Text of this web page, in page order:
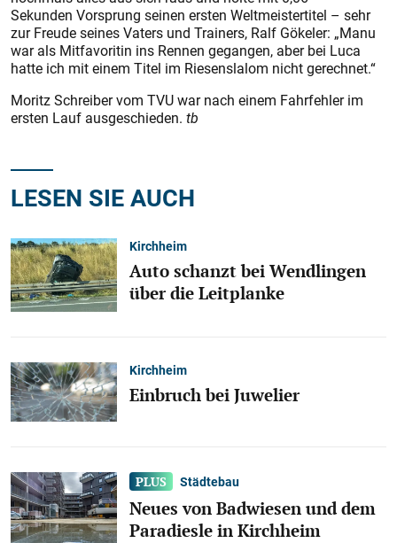
Sekunden Vorsprung seinen ersten Weltmeistertitel – sehr
zur Freude seines Vaters und Trainers, Ralf Gökeler: „Manu
war als Mitfavoritin ins Rennen gegangen, aber bei Luca
hatte ich mit einem Titel im Riesenslalom nicht gerechnet.“
Moritz Schreiber vom TVU war nach einem Fahrfehler im
ersten Lauf ausgeschieden. tb
LESEN SIE AUCH
Kirchheim
Auto schanzt bei Wendlingen
über die Leitplanke
Kirchheim
Einbruch bei Juwelier
Städtebau
Neues von Badwiesen und dem
Paradiesle in Kirchheim